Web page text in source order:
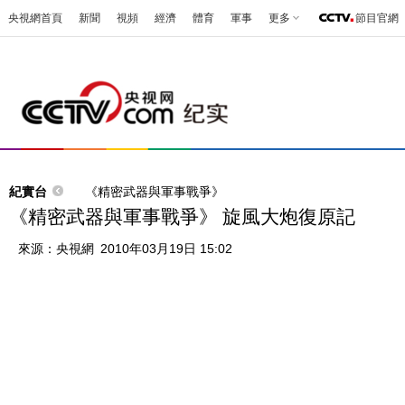
央視網首頁 新聞 視頻 經濟 體育 軍事 更多 節目官網
紀實台 《精密武器與軍事戰爭》
《精密武器與軍事戰爭》 旋風大炮復原記
來源： 央視網 2010年03月19日 15:02